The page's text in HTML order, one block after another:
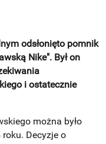
odsłonięto pomnik
Nike". Był on
i ostatecznie
można było
Decyzje o